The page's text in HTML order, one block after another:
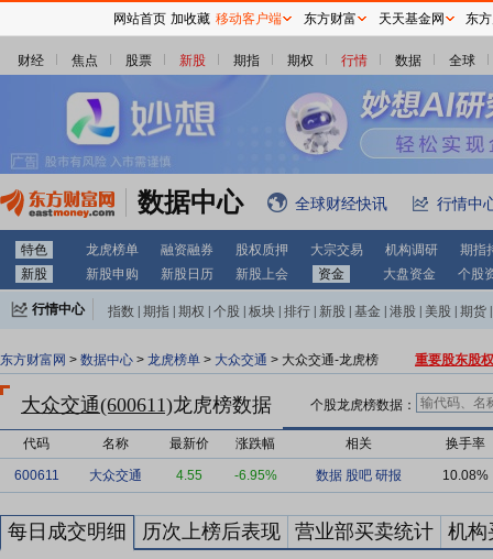
财经 焦点 股票 新股 期指 期权 行情 数据 全球
数据中心 全球财经快讯 行情中
特色 龙虎榜单 融资融券 股权质押 大宗交易 机构调研
期指
新股
新股申购 新股日历 新股上会 资金 大盘资金 个股
行情中心 指数 期指 期权 个股 板块 排行 新股 基金 港股 美股 期货
东方财富网 > 数据中心 > 龙虎榜单 > 大众交通 > 大众交通-龙虎榜 重要股东股
大众交通(600611)龙虎榜数据 个股龙虎榜数据：
代码 名称 最新价 涨跌幅 相关 换手率
600611 大众交通 4.55 -6.95% 数据 股吧 研报 10.08%
每日成交明细 历次上榜后表现 营业部买卖统计 机构
网站首页 加收藏 移动客户端 东方财富 天天基金网 东